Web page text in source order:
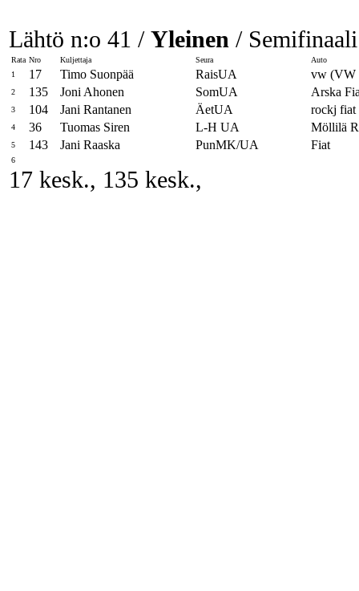
Lähtö n:o 41 / Yleinen /
Rata Nro Kuljettaja Seura
Auto
1
17 Timo Suonpää RaisUA vw (VW
2 135 Joni Ahonen SomUA Arska
3 104 Jani Rantanen ÄetUA rockj fiat
4 36 Tuomas Siren L-H UA Möllilä
5 143 Jani Raaska PunMK/UA Fiat
6
17 kesk., 135 kesk.,